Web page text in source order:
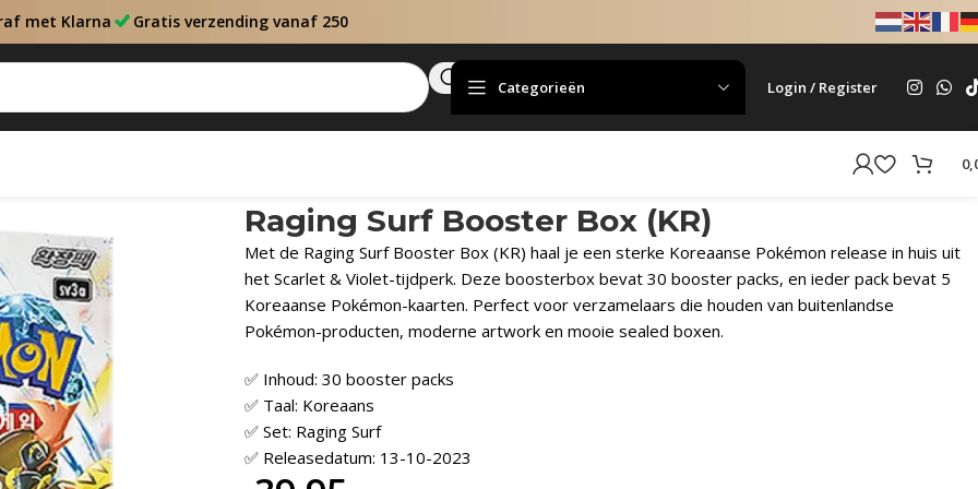
met Klarna Gratis verzending vanaf 250
Categorieën Login / Register
Raging Surf Booster Box (KR)
Met de Raging Surf Booster Box (KR) haal je een sterke Koreaanse Pokémon release in huis uit
het Scarlet & Violet-tijdperk. Deze boosterbox bevat 30 booster packs, en ieder pack bevat 5
Koreaanse Pokémon-kaarten. Perfect voor verzamelaars die houden van buitenlandse
Pokémon-producten, moderne artwork en mooie sealed boxen.
✅ Inhoud: 30 booster packs
✅ Taal: Koreaans
✅ Set: Raging Surf
✅ Releasedatum: 13-10-2023